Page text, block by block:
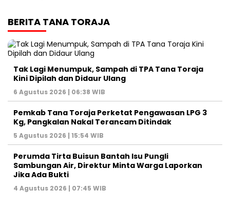
BERITA TANA TORAJA
Tak Lagi Menumpuk, Sampah di TPA Tana Toraja
Kini Dipilah dan Didaur Ulang
6 Agustus 2026 | 06:38 WIB
Pemkab Tana Toraja Perketat Pengawasan LPG 3
Kg, Pangkalan Nakal Terancam Ditindak
5 Agustus 2026 | 15:54 WIB
Perumda Tirta Buisun Bantah Isu Pungli
Sambungan Air, Direktur Minta Warga Laporkan
Jika Ada Bukti
4 Agustus 2026 | 07:45 WIB